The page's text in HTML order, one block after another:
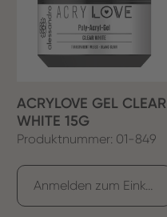
ACRYLOVE GEL CLEAR
WHITE 15G
Produktnummer: 01-849